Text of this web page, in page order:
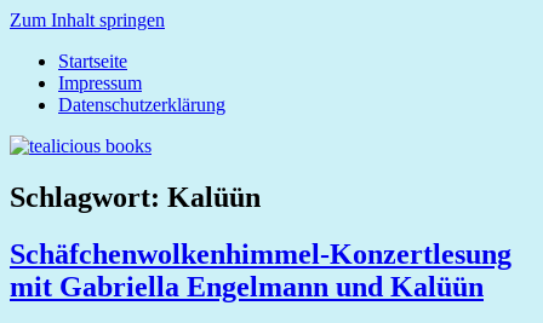
Zum Inhalt springen
tealicious
books
Startseite
Impressum
Datenschutzerklärung
Schlagwort: Kalüün
Schäfchenwolkenhimmel-Konzertlesung
mit Gabriella Engelmann und Kalüün